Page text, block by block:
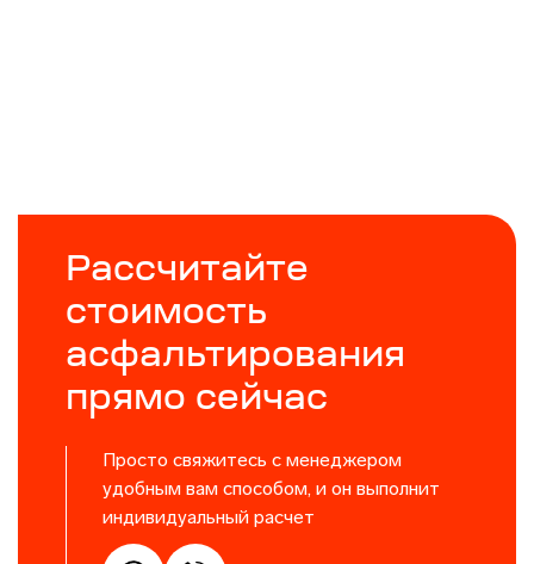
Рассчитайте
стоимость
асфальтирования
прямо сейчас
Просто свяжитесь с менеджером
удобным вам способом, и он выполнит
индивидуальный расчет